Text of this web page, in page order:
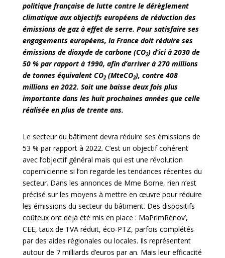
politique française de lutte contre le dérèglement
climatique aux objectifs européens de réduction des
émissions de gaz à effet de serre. Pour satisfaire ses
engagements européens, la France doit réduire ses
émissions de dioxyde de carbone (CO2) d’ici à 2030 de
50 % par rapport à 1990, afin d’arriver à 270 millions
de tonnes équivalent CO2(MteCO2), contre 408
millions en 2022. Soit une baisse deux fois plus
importante dans les huit prochaines années que celle
réalisée en plus de trente ans.
Le secteur du bâtiment devra réduire ses émissions de
53 % par rapport à 2022. C’est un objectif cohérent
avec l’objectif général mais qui est une révolution
copernicienne si l’on regarde les tendances récentes du
secteur. Dans les annonces de Mme Borne, rien n’est
précisé sur les moyens à mettre en œuvre pour réduire
les émissions du secteur du bâtiment. Des dispositifs
coûteux ont déjà été mis en place : MaPrimRénov’,
CEE, taux de TVA réduit, éco-PTZ, parfois complétés
par des aides régionales ou locales. Ils représentent
autour de 7 milliards d’euros par an. Mais leur efficacité